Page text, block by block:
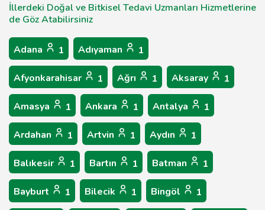
İllerdeki Doğal ve Bitkisel Tedavi Uzmanları Hizmetlerine
de Göz Atabilirsiniz
Adana 1 Adıyaman 1
Afyonkarahisar 1 Ağrı 1 Aksaray 1
Amasya 1 Ankara 1 Antalya 1
Ardahan 1 Artvin 1 Aydın 1
Balıkesir 1 Bartın 1 Batman 1
Bayburt 1 Bilecik 1 Bingöl 1